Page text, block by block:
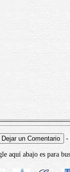
-
aquí abajo es para